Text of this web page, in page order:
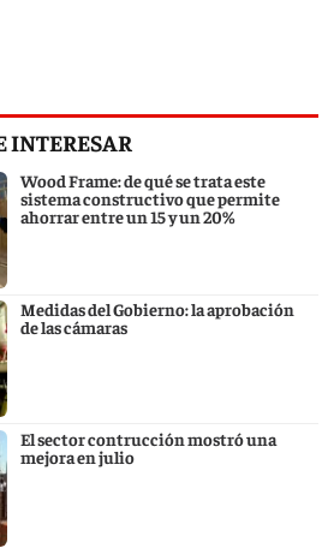
INTERESAR
Wood Frame: de qué se trata este
sistema constructivo que permite
ahorrar entre un 15 y un 20%
Medidas del Gobierno: la aprobación
de las cámaras
El sector contrucción mostró una
mejora en julio